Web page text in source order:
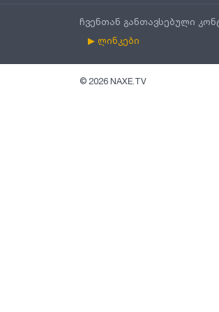
ჩვენთან განთავსებული
▶ ლინკები
© 2026 NAXE.TV